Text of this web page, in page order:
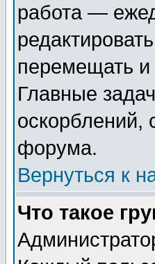
работа —
перемещать и
Главные
оскорблений,
форума.
Вернуться к
Что такое